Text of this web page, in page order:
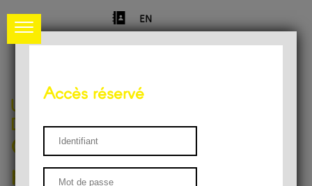
EN
Université de Liège
Département de philosophie
Centre de recherches
phénoménologiques
Accès réservé